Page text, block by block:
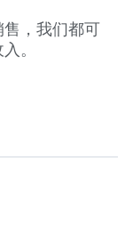
，我们都可
。